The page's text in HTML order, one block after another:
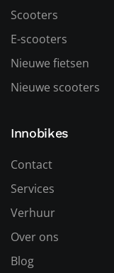
Scooters
E-scooters
Nieuwe fietsen
Nieuwe scooters
Innobikes
Contact
Services
Verhuur
Over ons
Blog